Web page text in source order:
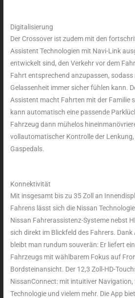
Digitalisierung
Der Crossover ist zudem mit den
Assistent Technologien mit Navi-Link
entwickelt sind, den Verkehr vor dem
Fahrt entsprechend anzupassen,
Gelassenheit immer sicher fühlen kann.
Assistent macht Fahrten mit der Familie
kann automatisch eine passende
Fahrzeug dann mühelos
vollautomatischer Kontrolle der
Gaspedals.
Konnektivität
Mit insgesamt bis zu 35 Zoll an
Fahrens lässt sich die Nissan
Nissan Fahrerassistenz-Systeme nebst
sich direkt im Blickfeld des Fahrers.
bleibt man rundum souverän: Er liefert
Fahrzeugs mit wählbarem Fokus auf
Bordsteinansicht. Der 12,3 Zoll-HD-
NissanConnect: mit intuitiver
Technologie und vielem mehr. Die App